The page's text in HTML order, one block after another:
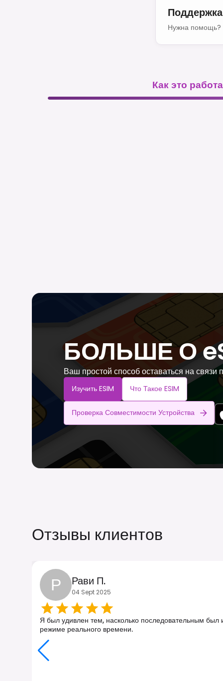
Поддержка
Нужна помощь?
Как это
БОЛЬШЕ О
Ваш простой способ оставаться на связи
Изучить ESIM Что Такое ESIM
Проверка Совместимости Устройства
Отзывы клиентов
Р Рави П.
04 Sept 2025
Я был удивлен тем, насколько последовательным был
режиме реального времени.